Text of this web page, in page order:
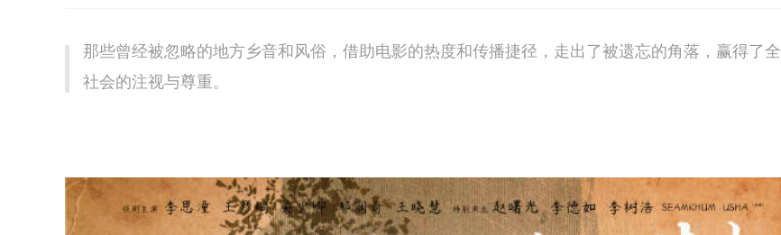
那些曾经被忽略的地方乡音和风俗，借助电影的热度和传播捷径，走出了被遗忘的角落，赢得了全
社会的注视与尊重。